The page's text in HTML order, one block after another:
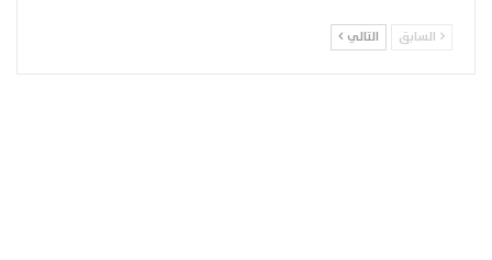
السابق التالي